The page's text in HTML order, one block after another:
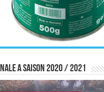
A saison 2020 / 2021